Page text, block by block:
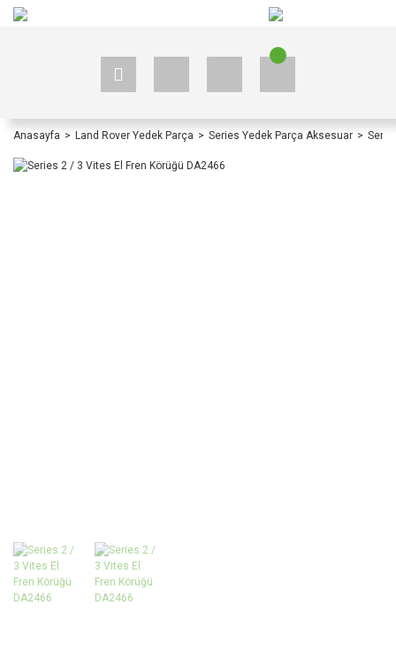
Anasayfa Land Rover Yedek Parça Series Yedek Parça Aksesuar